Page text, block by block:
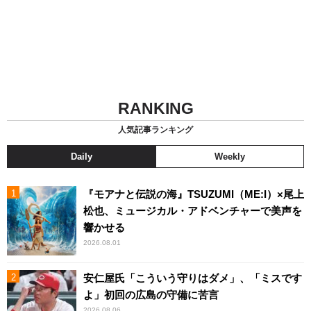
RANKING
人気記事ランキング
Daily Weekly
『モアナと伝説の海』TSUZUMI（ME:I）×尾上
松也、ミュージカル・アドベンチャーで美声を
響かせる
2026.08.01
安仁屋氏「こういう守りはダメ」、「ミスです
よ」初回の広島の守備に苦言